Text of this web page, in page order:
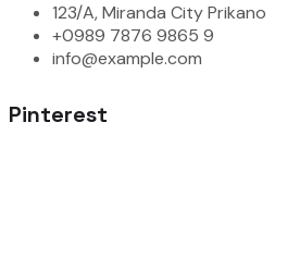
123/A, Miranda City Prikano
+0989 7876 9865 9
info@example.com
Pinterest